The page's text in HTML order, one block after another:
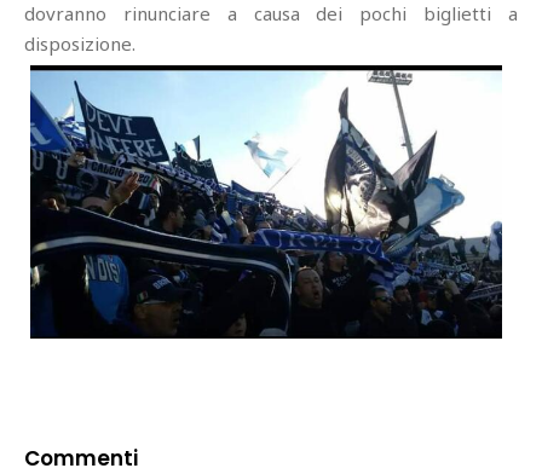
dovranno rinunciare a causa dei pochi biglietti a
disposizione.
Commenti